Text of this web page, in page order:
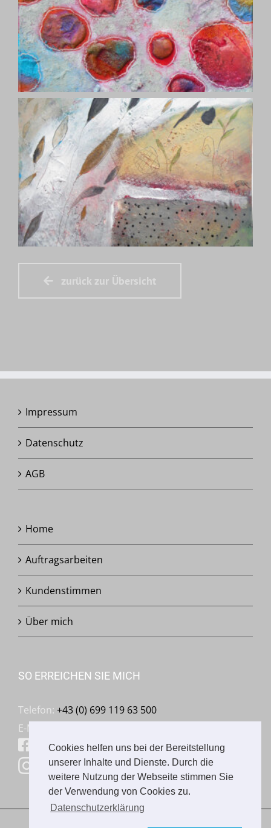
Cookies helfen uns bei der Bereitstellung
unserer Inhalte und Dienste. Durch die
weitere Nutzung der Webseite stimmen Sie
der Verwendung von Cookies zu.
Datenschutzerklärung
zurück zur Übersicht
Impressum
Datenschutz
AGB
Home
Auftragsarbeiten
Kundenstimmen
Über mich
SO ERREICHEN SIE MICH
Telefon: +43 (0) 699 119 63 500
E-Mail:
Facebook: Franziska Schmalzl
Instagram: franziska.schmalzl